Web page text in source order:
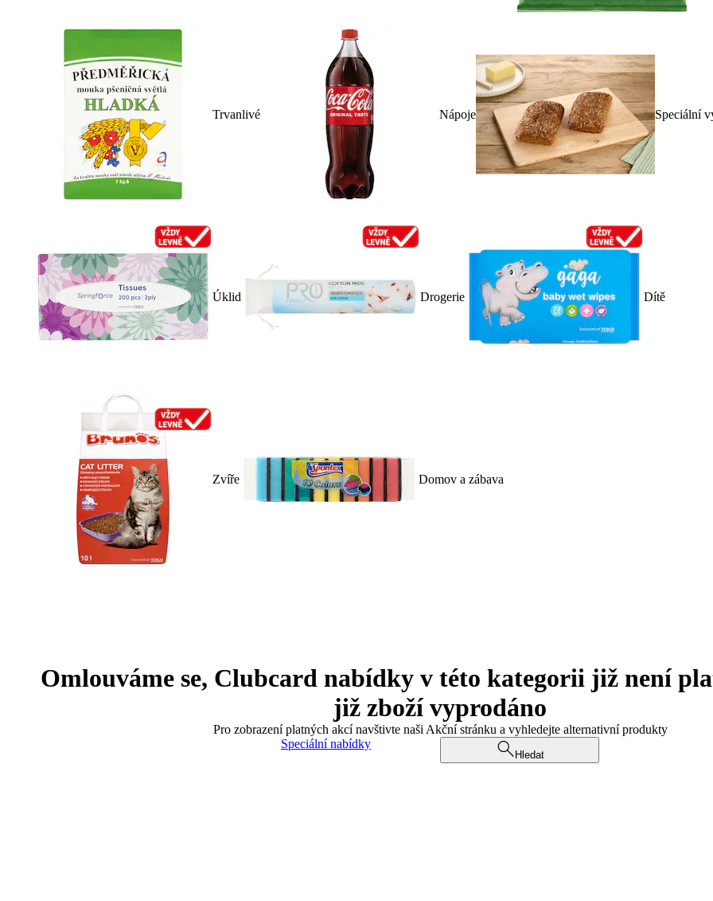
Trvanlivé Nápoje Speciální
Úklid Drogerie Dítě
Zvíře Domov a zábava
Omlouváme se, Clubcard nabídky v této kategorii již není
již zboží vyprodáno
Pro zobrazení platných akcí navštivte naši Akční stránku a vyhledejte alternativní produkty
Speciální nabídky
Hledat